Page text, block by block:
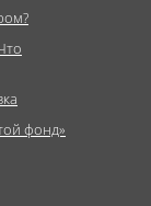
фонд»